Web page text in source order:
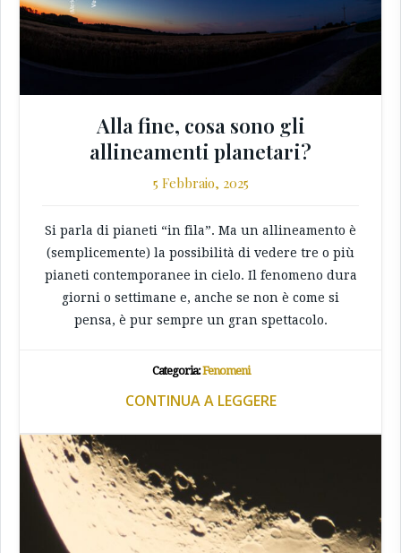
Alla fine, cosa sono gli
allineamenti planetari?
5 Febbraio, 2025
Si parla di pianeti “in fila”. Ma un allineamento è
(semplicemente) la possibilità di vedere tre o più
pianeti contemporanee in cielo. Il fenomeno dura
giorni o settimane e, anche se non è come si
pensa, è pur sempre un gran spettacolo.
Categoria:Fenomeni
CONTINUA A LEGGERE